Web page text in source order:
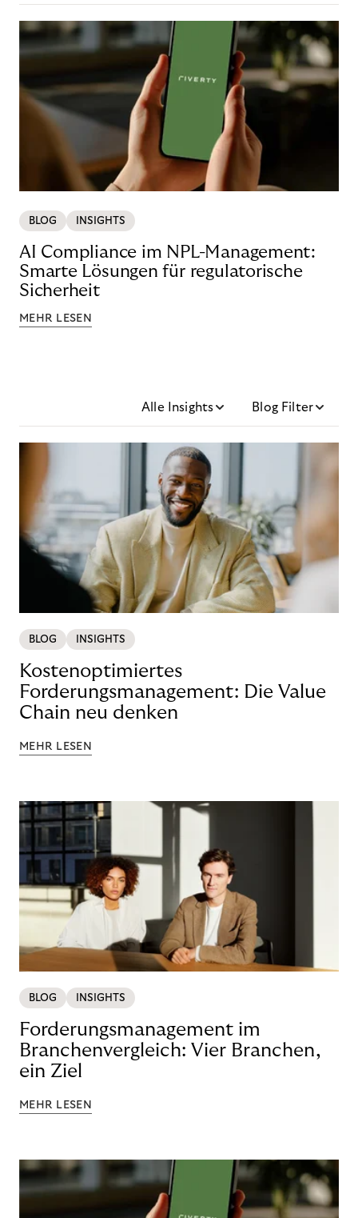
BLOG INSIGHTS
AI Compliance im NPL-Management:
Smarte Lösungen für regulatorische
Sicherheit
MEHR LESEN
Alle Insights Blog Filter
BLOG INSIGHTS
Kostenoptimiertes
Forderungsmanagement: Die Value
Chain neu denken
MEHR LESEN
BLOG INSIGHTS
Forderungsmanagement im
Branchenvergleich: Vier Branchen,
ein Ziel
MEHR LESEN